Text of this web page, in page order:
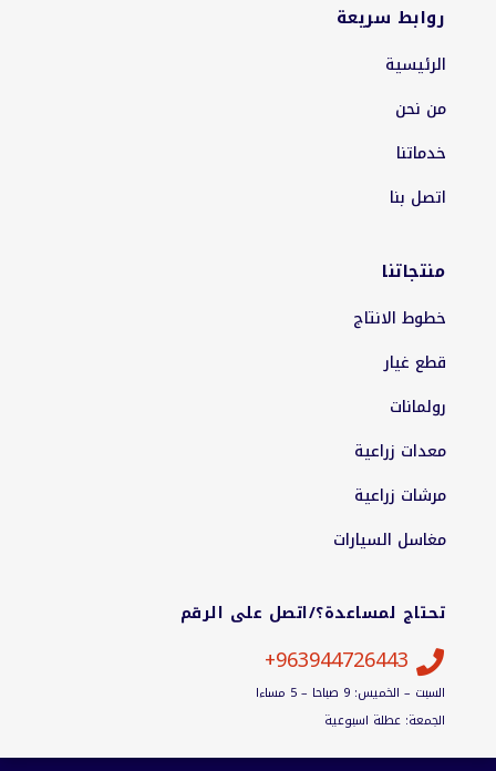
روابط سريعة
الرئيسية
من نحن
خدماتنا
اتصل بنا
منتجاتنا
خطوط الانتاج
قطع غيار
رولمانات
معدات زراعية
مرشات زراعية
مغاسل السيارات
تحتاج لمساعدة؟/اتصل على الرقم

963944726443+
السبت – الخميس: 9 صباحا – 5 مساءا
الجمعة: عطلة اسبوعية